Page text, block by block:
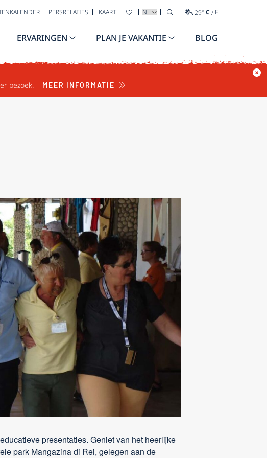
PERSRELATIES KAART TAAL SELECTEREN 29°C / F
ERVARINGEN PLAN JE VAKANTIE BLOG
bezoek. MEER INFORMATIE
presentaties. Geniet van het heerlijke
park Mangazina di Rei, gelegen aan de